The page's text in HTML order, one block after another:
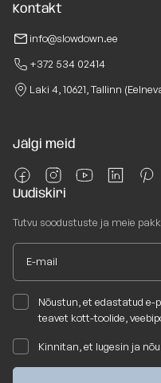
Kontakt
info@slowdown.ee
+372 534 02414
Laki 4, 10621, Tallinn
Jälgi meid
Uudiskiri
Tutvu soodustuste ja meie
Nõustun, et edastatud e-
teavet kott-toolide,
Kinnitan, et lugesin ja